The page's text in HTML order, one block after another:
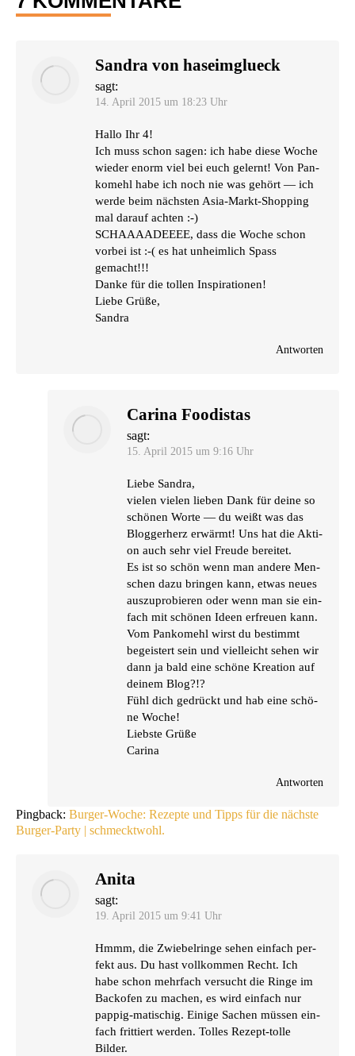
Sandra von haseimglueck
sagt:
14. April 2015 um 18:23 Uhr
Hal­lo Ihr 4!
Ich muss schon sagen: ich habe die­se Woche
wie­der enorm viel bei euch gelernt! Von Pan­
ko­mehl habe ich noch nie was gehört — ich
wer­de beim nächs­ten Asia-Markt-Shop­ping
mal dar­auf achten :-)
SCHAAAADEEEE, dass die Woche schon
vor­bei ist :-( es hat unheim­lich Spass
gemacht!!!
Dan­ke für die tol­len Inspirationen!
Lie­be Grüße,
Sandra
Antworten
Carina Foodistas
sagt:
15. April 2015 um 9:16 Uhr
Lie­be Sandra,
vie­len vie­len lie­ben Dank für dei­ne so
schö­nen Wor­te — du weißt was das
Blog­ger­herz erwärmt! Uns hat die Akti­
on auch sehr viel Freu­de bereitet.
Es ist so schön wenn man ande­re Men­
schen dazu brin­gen kann, etwas neu­es
aus­zu­pro­bie­ren oder wenn man sie ein­
fach mit schö­nen Ideen erfreu­en kann.
Vom Pan­ko­mehl wirst du bestimmt
begeis­tert sein und viel­leicht sehen wir
dann ja bald eine schö­ne Krea­ti­on auf
dei­nem Blog?!?
Fühl dich gedrückt und hab eine schö­
ne Woche!
Liebs­te Grüße
Carina
Antworten
Pingback: Burger-Woche: Rezepte und Tipps für die nächste
Burger-Party | schmecktwohl.
Anita
sagt:
19. April 2015 um 9:41 Uhr
Hmmm, die Zwie­bel­rin­ge sehen ein­fach per­
fekt aus. Du hast voll­kom­men Recht. Ich
habe schon mehr­fach ver­sucht die Rin­ge im
Back­ofen zu machen, es wird ein­fach nur
pap­pig-mati­schig. Eini­ge Sachen müs­sen ein­
fach frit­tiert wer­den. Tol­les Rezept-tol­le
Bilder.